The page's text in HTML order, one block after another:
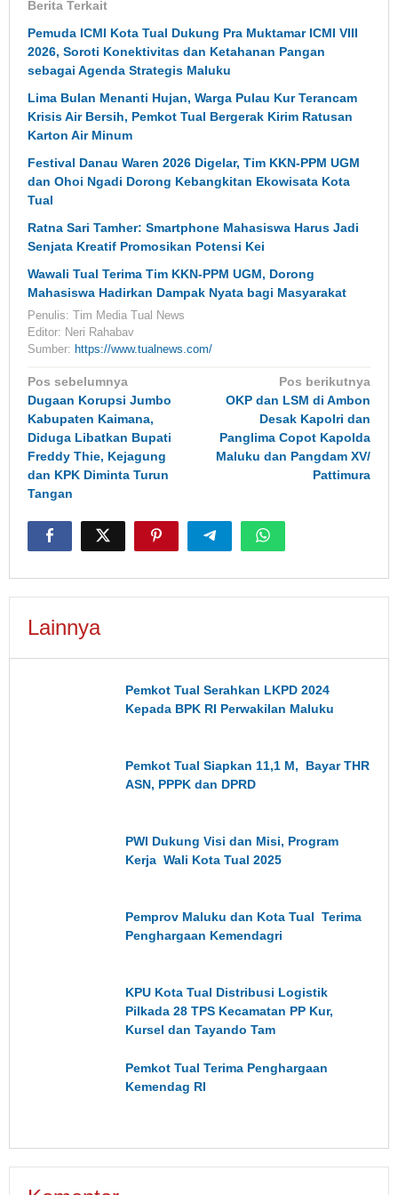
Berita Terkait
Pemuda ICMI Kota Tual Dukung Pra Muktamar ICMI VIII
2026, Soroti Konektivitas dan Ketahanan Pangan
sebagai Agenda Strategis Maluku
Lima Bulan Menanti Hujan, Warga Pulau Kur Terancam
Krisis Air Bersih, Pemkot Tual Bergerak Kirim Ratusan
Karton Air Minum
Festival Danau Waren 2026 Digelar, Tim KKN-PPM UGM
dan Ohoi Ngadi Dorong Kebangkitan Ekowisata Kota
Tual
Ratna Sari Tamher: Smartphone Mahasiswa Harus Jadi
Senjata Kreatif Promosikan Potensi Kei
Wawali Tual Terima Tim KKN-PPM UGM, Dorong
Mahasiswa Hadirkan Dampak Nyata bagi Masyarakat
Penulis: Tim Media Tual News
Editor: Neri Rahabav
Sumber: https://www.tualnews.com/
Navigasi
pos
Pos sebelumnya
Dugaan Korupsi Jumbo
Kabupaten Kaimana,
Diduga Libatkan Bupati
Freddy Thie, Kejagung
dan KPK Diminta Turun
Tangan
Pos berikutnya
OKP dan LSM di Ambon
Desak Kapolri dan
Panglima Copot Kapolda
Maluku dan Pangdam XV/
Pattimura
Lainnya
Pemkot Tual Serahkan LKPD 2024
Kepada BPK RI Perwakilan Maluku
Pemkot Tual Siapkan 11,1 M, Bayar THR
ASN, PPPK dan DPRD
PWI Dukung Visi dan Misi, Program
Kerja Wali Kota Tual 2025
Pemprov Maluku dan Kota Tual Terima
Penghargaan Kemendagri
KPU Kota Tual Distribusi Logistik
Pilkada 28 TPS Kecamatan PP Kur,
Kursel dan Tayando Tam
Pemkot Tual Terima Penghargaan
Kemendag RI